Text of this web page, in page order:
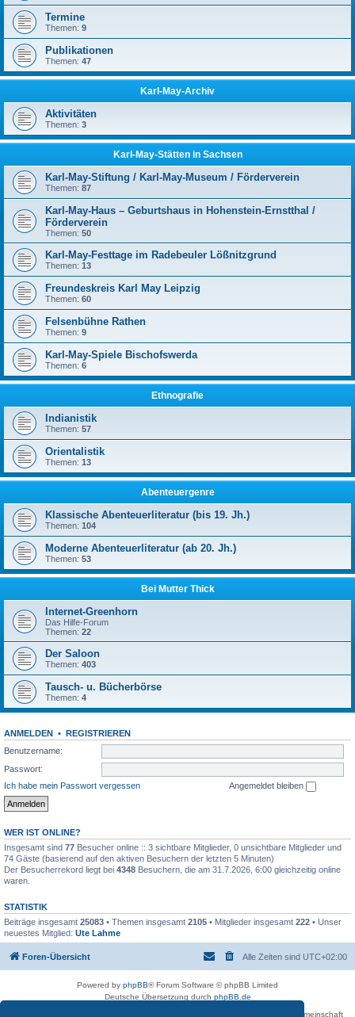
Termine
Themen: 9
Publikationen
Themen: 47
Karl-May-Archiv
Aktivitäten
Themen: 3
Karl-May-Stätten in Sachsen
Karl-May-Stiftung / Karl-May-Museum / Förderverein
Themen: 87
Karl-May-Haus – Geburtshaus in Hohenstein-Ernstthal /
Förderverein
Themen: 50
Karl-May-Festtage im Radebeuler Lößnitzgrund
Themen: 13
Freundeskreis Karl May Leipzig
Themen: 60
Felsenbühne Rathen
Themen: 9
Karl-May-Spiele Bischofswerda
Themen: 6
Ethnografie
Indianistik
Themen: 57
Orientalistik
Themen: 13
Abenteuergenre
Klassische Abenteuerliteratur (bis 19. Jh.)
Themen: 104
Moderne Abenteuerliteratur (ab 20. Jh.)
Themen: 53
Bei Mutter Thick
Internet-Greenhorn
Das Hilfe-Forum
Themen: 22
Der Saloon
Themen: 403
Tausch- u. Bücherbörse
Themen: 4
ANMELDEN • REGISTRIEREN
Benutzername:
Passwort:
Ich habe mein Passwort vergessen
Angemeldet bleiben
WER IST ONLINE?
Insgesamt sind 77 Besucher online :: 3 sichtbare Mitglieder, 0 unsichtbare Mitglieder und
74 Gäste (basierend auf den aktiven Besuchern der letzten 5 Minuten)
Der Besucherrekord liegt bei 4348 Besuchern, die am 31.7.2026, 6:00 gleichzeitig online
waren.
STATISTIK
Beiträge insgesamt 25083 • Themen insgesamt 2105 • Mitglieder insgesamt 222 • Unser
neuestes Mitglied: Ute Lahme
Foren-Übersicht Alle Zeiten sind UTC+02:00
Powered by phpBB® Forum Software © phpBB Limited
Deutsche Übersetzung durch phpBB.de
Betreiber des Forums für die Karl-May-Vereinigung – Arbeits- und Forschungsgemeinschaft